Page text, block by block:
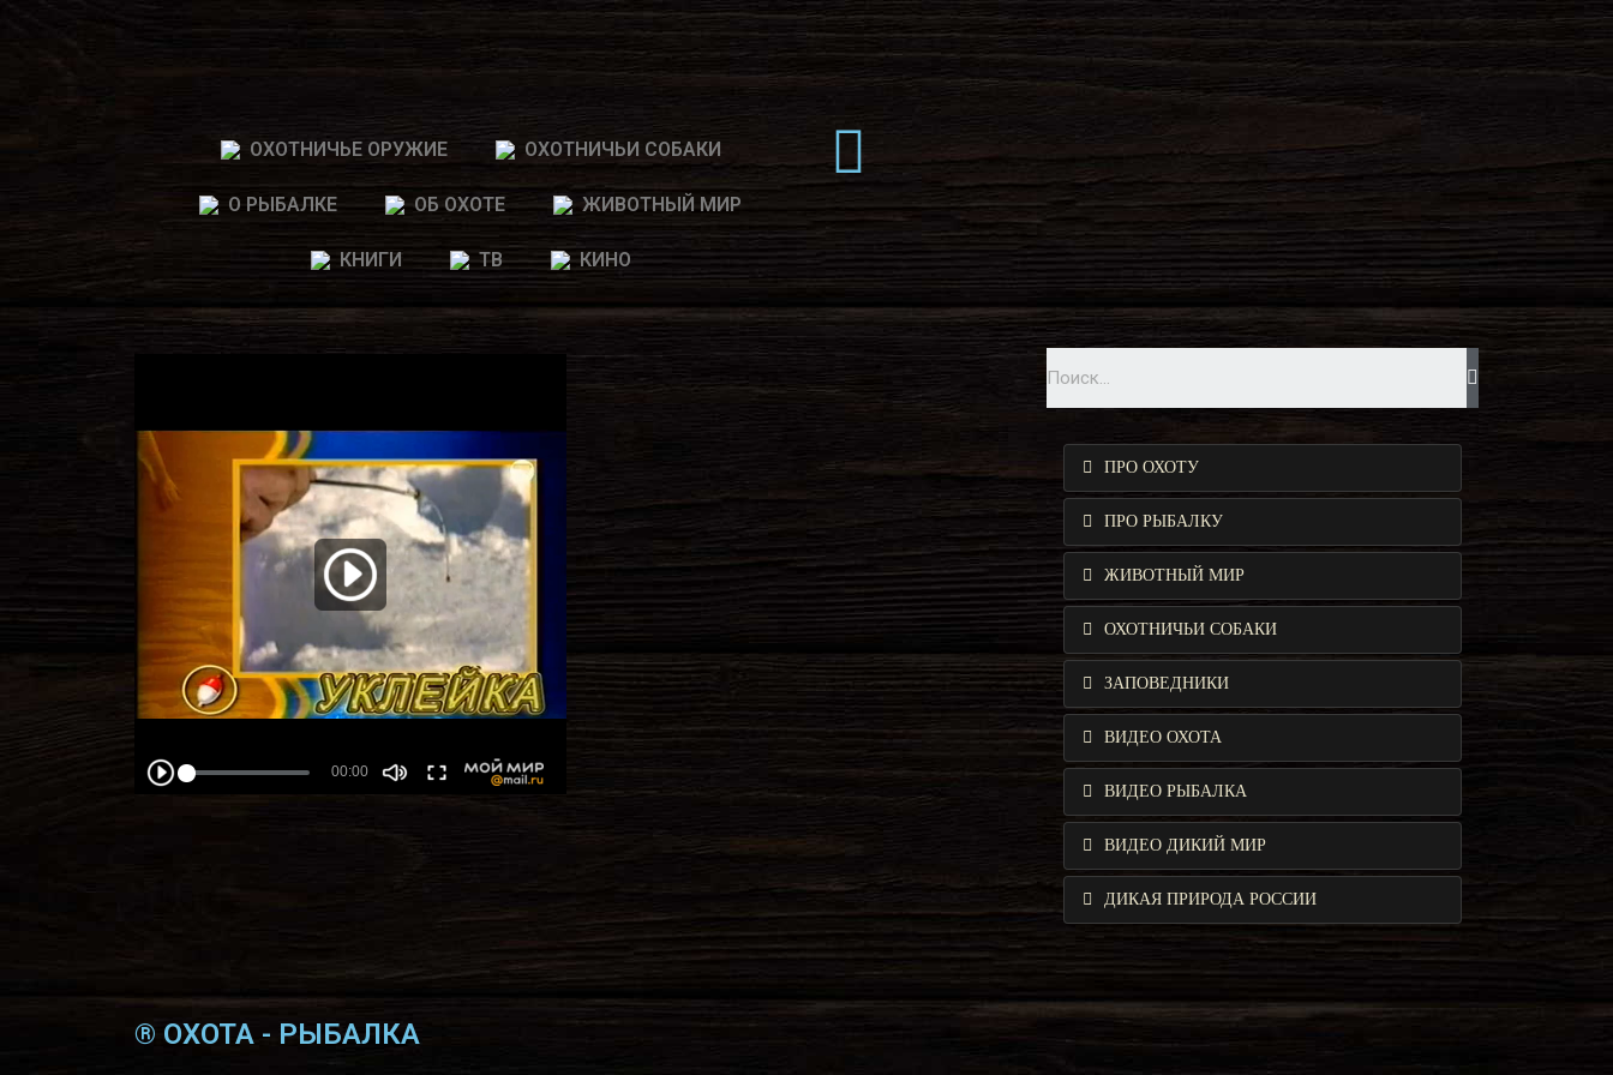
ОХОТНИЧЬЕ ОРУЖИЕ ОХОТНИЧЬИ СОБАКИ
О РЫБАЛКЕ ОБ ОХОТЕ ЖИВОТНЫЙ МИР
КНИГИ ТВ КИНО
ПРО ОХОТУ
ПРО РЫБАЛКУ
ЖИВОТНЫЙ МИР
ОХОТНИЧЬИ СОБАКИ
ЗАПОВЕДНИКИ
ВИДЕО ОХОТА
ВИДЕО РЫБАЛКА
ВИДЕО ДИКИЙ МИР
ДИКАЯ ПРИРОДА РОССИИ
® ОХОТА - РЫБАЛКА